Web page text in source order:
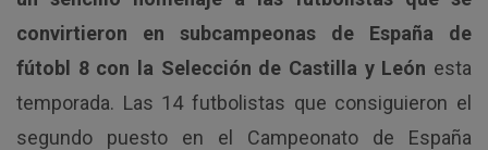
convirtieron en subcampeonas de España de
fútobl 8 con la Selección de Castilla y León esta
temporada. Las 14 futbolistas que consiguieron el
segundo puesto en el Campeonato de España